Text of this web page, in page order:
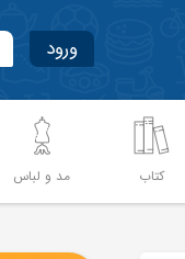
ورود
کتاب مد و لباس